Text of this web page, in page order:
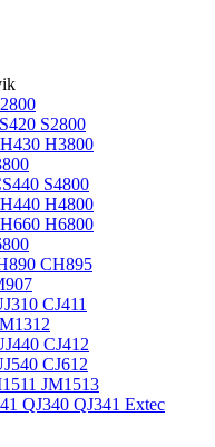
S2800
H3800
S4800
H4800
H6800
CH895
CJ411
CJ412
CJ612
JM1513
QJ340 QJ341 Extec